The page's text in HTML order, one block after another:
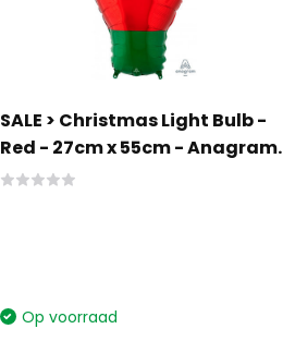
SALE > Christmas Light Bulb -
Red - 27cm x 55cm - Anagram.
Op voorraad